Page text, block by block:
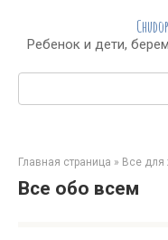
контентуРебенок и дети,
Поиск:
Главная страница » Все
Все обо всем